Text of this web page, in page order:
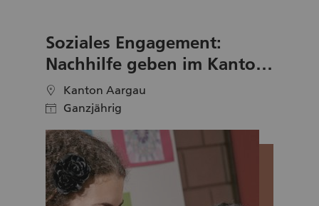
Soziales Engagement:
Nachhilfe geben im Kanton
Aargau
location Kanton Aargau
calendar Ganzjährig